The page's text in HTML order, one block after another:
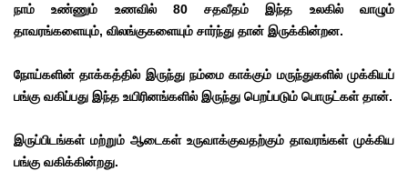
நாம் உண்ணும் உணவில் 80 சதவீதம் இந்த உலகில் வாழும்
தாவரங்களையும், விலங்குகளையும் சார்ந்து தான் இருக்கின்றன.
நோய்களின் தாக்கத்தில் இருந்து நம்மை காக்கும் மருந்துகளில் முக்கியப்
பங்கு வகிப்பது இந்த உயிரினங்களில் இருந்து பெறப்படும் பொருட்கள் தான்.
இருப்பிடங்கள் மற்றும் ஆடைகள் உருவாக்குவதற்கும் தாவரங்கள் முக்கிய
பங்கு வகிக்கின்றது.